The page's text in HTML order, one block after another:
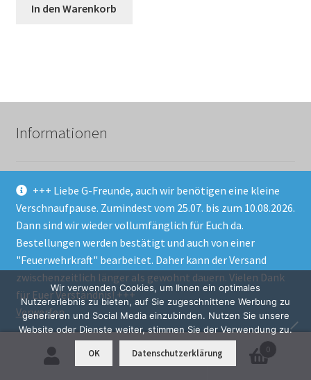
+++ Liebe G-Freunde, auch wir benötigen eine kleine
Verschnaufpause. Zumindest vom 25.07. bis zum 10.08.2026.
Dann sind wir wieder vollumfänglich für Euch da.
Bestellungen werden bestätigt und auch von einer
"Feuerwehrkraft" bearbeitet. Daher kann der Versand
zwischenzeitlich länger als gewohnt dauern. Vielen Dank
für Euer Verständnis! +++
Verwerfen
In den Warenkorb
Informationen
Wie bestelle ich?
Zahlungsmittel
Versandkosten
Mein Konto
Mercedes G-Klasse w463 News
Gesetzliche Infos 0
Wir verwenden Cookies, um Ihnen ein optimales
Nutzererlebnis zu bieten, auf Sie zugeschnittene Werbung zu
generieren und Social Media einzubinden. Nutzen Sie unsere
Website oder Dienste weiter, stimmen Sie der Verwendung zu.
OK Datenschutzerklärung